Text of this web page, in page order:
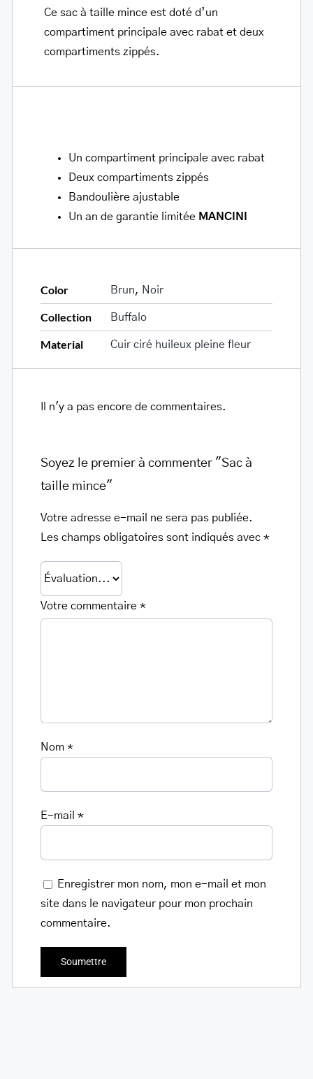
Ce sac à taille mince est doté d’un
compartiment principale avec rabat et deux
compartiments zippés.
Un compartiment principale avec rabat
Deux compartiments zippés
Bandoulière ajustable
Un an de garantie limitée MANCINI
Color Brun, Noir
Collection Buffalo
Material Cuir ciré huileux pleine fleur
Il n'y a pas encore de commentaires.
Soyez le premier à commenter "Sac à
taille mince"
Votre adresse e-mail ne sera pas publiée.
Les champs obligatoires sont indiqués avec *
Votre commentaire *
Nom *
E-mail *
Enregistrer mon nom, mon e-mail et mon
site dans le navigateur pour mon prochain
commentaire.